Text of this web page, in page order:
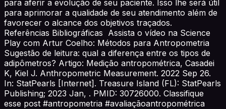
para aferir a evolução de seu paciente. Isso lhe será útil
para aprimorar a qualidade de seu atendimento além de
favorecer o alcance dos objetivos traçados.
Referências Bibliográficas Assista o vídeo na Science
Play com Artur Coelho: Métodos para Antropometria
Sugestão de leitura: qual a diferença entre os tipos de
adipômetros? Artigo: Medição antropométrica, Casadei
K, Kiel J. Anthropometric Measurement. 2022 Sep 26.
In: StatPearls [Internet]. Treasure Island (FL): StatPearls
Publishing; 2023 Jan, . PMID: 30726000. Classifique
esse post #antropometria #avaliaçãoantropométrica